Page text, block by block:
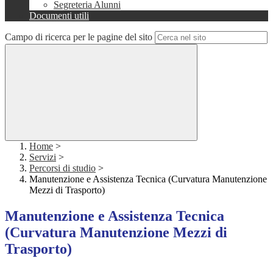
Segreteria Alunni
Documenti utili
Campo di ricerca per le pagine del sito
Home >
Servizi >
Percorsi di studio >
Manutenzione e Assistenza Tecnica (Curvatura Manutenzione
Mezzi di Trasporto)
Manutenzione e Assistenza Tecnica
(Curvatura Manutenzione Mezzi di
Trasporto)